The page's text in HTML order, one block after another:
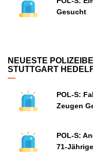
Gesucht
NEUESTE
STUTTGART
POL-S:
Zeugen
POL-S:
71-